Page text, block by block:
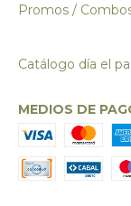
Promos /
Catálogo día el
MEDIOS DE